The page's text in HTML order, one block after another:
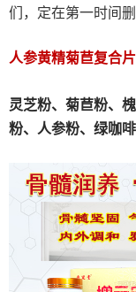
们，定在第一时间
人参黄精菊苣复合片
灵芝粉、 菊苣粉、
粉、人参粉、绿咖